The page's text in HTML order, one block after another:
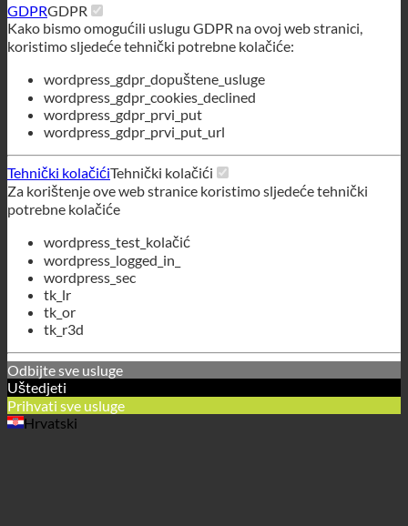
GDPRGDPR
Kako bismo omogućili uslugu GDPR na ovoj web stranici,
koristimo sljedeće tehnički potrebne kolačiće:
wordpress_gdpr_dopuštene_usluge
wordpress_gdpr_cookies_declined
wordpress_gdpr_prvi_put
wordpress_gdpr_prvi_put_url
Tehnički kolačićiTehnički kolačići
Za korištenje ove web stranice koristimo sljedeće tehnički
potrebne kolačiće
wordpress_test_kolačić
wordpress_logged_in_
wordpress_sec
tk_lr
tk_or
tk_r3d
Odbijte sve usluge
Uštedjeti
Prihvati sve usluge